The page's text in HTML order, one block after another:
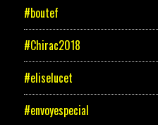
#boutef
#Chirac2018
#eliselucet
#envoyespecial